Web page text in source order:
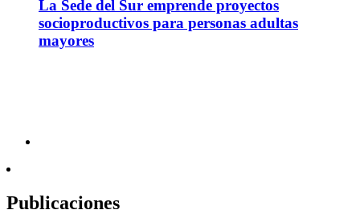
La Sede del Sur emprende proyectos
socioproductivos para personas adultas
mayores
Publicaciones